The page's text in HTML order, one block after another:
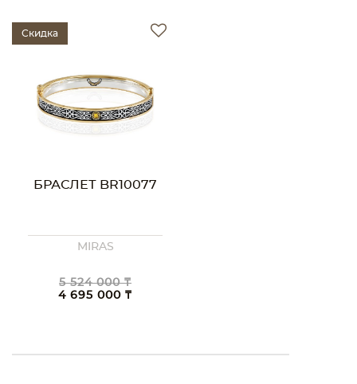
Скидка
БРАСЛЕТ BR10077
MIRAS
5 524 000 ₸
4 695 000 ₸